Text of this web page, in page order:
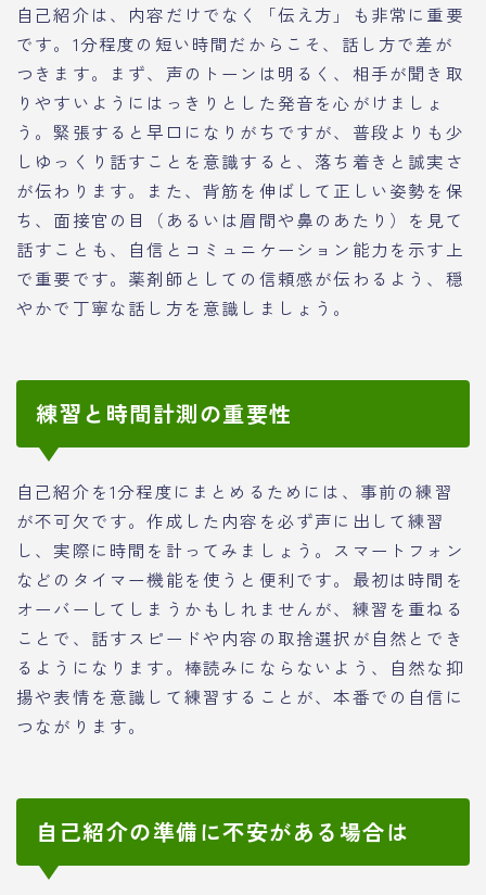
自己紹介は、内容だけでなく「伝え方」も非常に重要
です。1分程度の短い時間だからこそ、話し方で差が
つきます。まず、声のトーンは明るく、相手が聞き取
りやすいようにはっきりとした発音を心がけましょ
う。緊張すると早口になりがちですが、普段よりも少
しゆっくり話すことを意識すると、落ち着きと誠実さ
が伝わります。また、背筋を伸ばして正しい姿勢を保
ち、面接官の目（あるいは眉間や鼻のあたり）を見て
話すことも、自信とコミュニケーション能力を示す上
で重要です。薬剤師としての信頼感が伝わるよう、穏
やかで丁寧な話し方を意識しましょう。
練習と時間計測の重要性
自己紹介を1分程度にまとめるためには、事前の練習
が不可欠です。作成した内容を必ず声に出して練習
し、実際に時間を計ってみましょう。スマートフォン
などのタイマー機能を使うと便利です。最初は時間を
オーバーしてしまうかもしれませんが、練習を重ねる
ことで、話すスピードや内容の取捨選択が自然とでき
るようになります。棒読みにならないよう、自然な抑
揚や表情を意識して練習することが、本番での自信に
つながります。
自己紹介の準備に不安がある場合は